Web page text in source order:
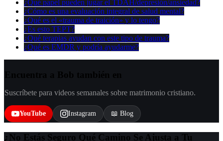
¿Qué papel pueden jugar el TDAH/depresión/ansiedad?
¿Cómo es una evaluación integral de salud mental?
¿Qué es el «trauma de traición» y lo tengo?
¿Es esto TEPT?
¿Qué terapias ayudan con este tipo de trauma?
¿Qué es EMDR y podría ayudarme?
Suscríbete para videos semanales sobre matrimonio cristiano.
YouTube Instagram 📖 Blog
¿No Estás Seguro Qué Camino Se Ajusta a Tu